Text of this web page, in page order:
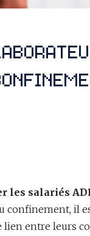
les salariés
confinement, il
entre leurs